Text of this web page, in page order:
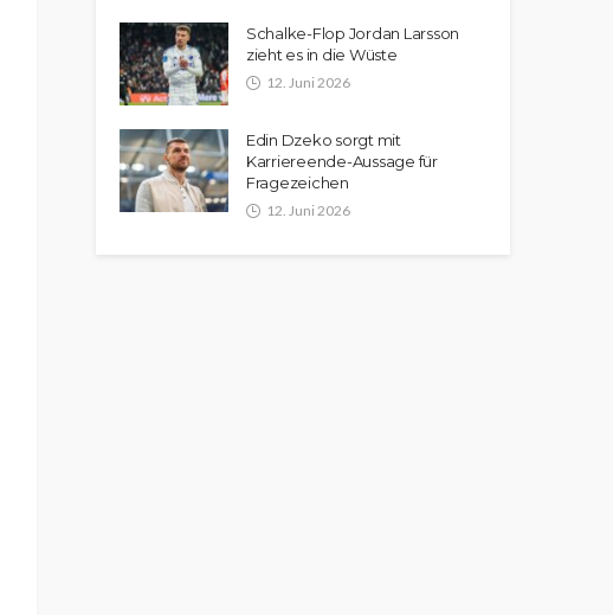
Schalke-Flop Jordan Larsson
zieht es in die Wüste
12. Juni 2026
Edin Dzeko sorgt mit
Karriereende-Aussage für
Fragezeichen
12. Juni 2026